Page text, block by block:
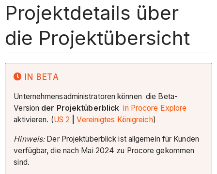
Projektdetails über
die Projektübersicht
IN BETA
Unternehmensadministratoren können die Beta-
Version der Projektüberblick in Procore Explore
aktivieren. (US 2 |Vereinigtes Königreich)
Hinweis:Der Projektüberblick ist allgemein für Kunden
verfügbar, die nach Mai 2024 zu Procore gekommen
sind.